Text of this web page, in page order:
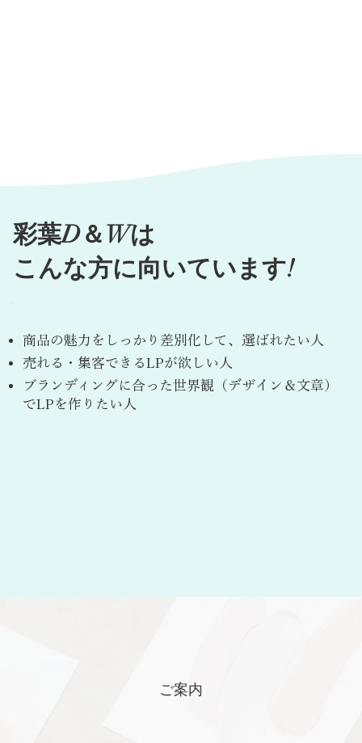
商品の魅力をしっかり差別化して、選ばれたい人
​売れる・集客できるLPが欲しい人
ブランディングに合った世界観（デザイン＆文章）
でLPを作りたい人
​彩葉D＆Wは
こんな方に向いています!
​ご案内